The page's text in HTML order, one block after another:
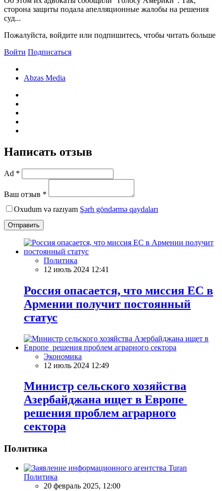
сторона защиты подала апелляционные жалобы на решения
суд...
Пожалуйста, войдите или подпишитесь, чтобы читать больше
Войти Подписаться
Abzas Media
Написать отзыв
Ad *
Ваш отзыв *
Oxudum və razıyam Şərh göndərmə qaydaları
Отправить
Политика
12 июль 2024 12:41
Россия опасается, что миссия ЕС в
Армении получит постоянный
статус
Экономика
12 июль 2024 12:49
Министр сельского хозяйства
Азербайджана ищет в Европе
решения проблем аграрного
сектора
Политика
Политика
20 февраль 2025, 12:00